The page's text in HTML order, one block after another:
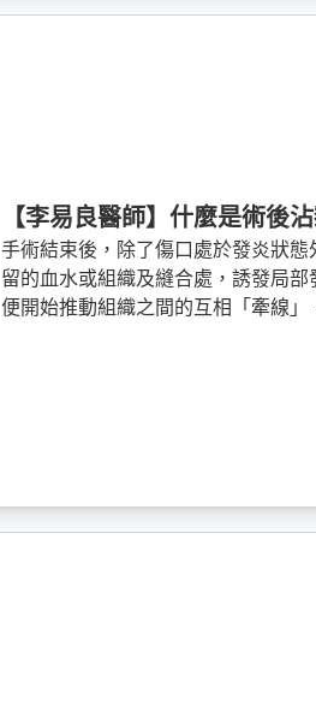
【李易良醫師】什麼是術後
手術結束後，除了傷口處於發炎狀
留的血水或組織及縫合處，誘發局
便開始推動組織之間的互相「牽線